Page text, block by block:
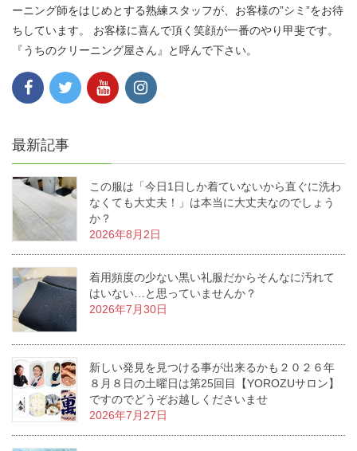
ーニング師をはじめとする熟練スタッフが、お客様の”シミ”をお待
ちしています。 お客様に喜んで頂く笑顔が一番のやり甲斐です。
『うちのクリーニング屋さん』と呼んで下さい。
最新記事
この服は「今日1日しか着ていないから直ぐに洗わ
なくても大丈夫！」は本当に大丈夫なのでしょう
か？
2026年8月2日
着用頻度の少ない黒い礼服だからそんなに汚れて
はいない…と思っていませんか？
2026年7月30日
新しい発見を見つける事が出来るかも２０２６年
８月８日の土曜日は第25回目【YOROZUサロン】
ですのでどうぞお越しくださいませ
2026年7月27日